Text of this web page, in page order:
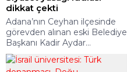
dikkat çekti
Adana’nın Ceyhan ilçesinde
görevden alınan eski Belediye
Başkanı Kadir Aydar...